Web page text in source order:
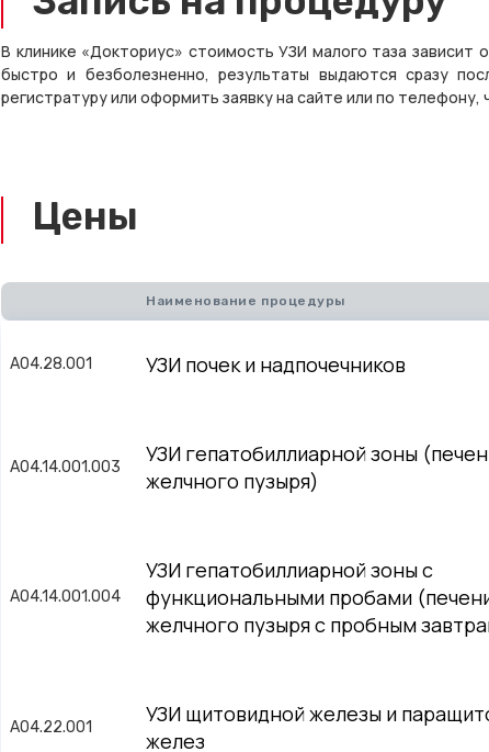
В клинике «Докториус» стоимость УЗИ малого таза
быстро и безболезненно, результаты выдаются сразу
регистратуру или оформить заявку на сайте или по
Цены
Наименование процедуры
A04.28.001 УЗИ почек и надпочечников
A04.14.001.003
УЗИ гепатобиллиарной зоны
желчного пузыря)
A04.14.001.004
УЗИ гепатобиллиарной зоны с
функциональными пробами
желчного пузыря с пробным
A04.22.001
УЗИ щитовидной железы и
желез